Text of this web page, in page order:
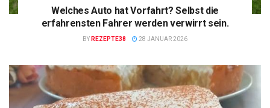
Welches Auto hat Vorfahrt? Selbst die
erfahrensten Fahrer werden verwirrt sein.
BY REZEPTE38 28 JANUAR 2026